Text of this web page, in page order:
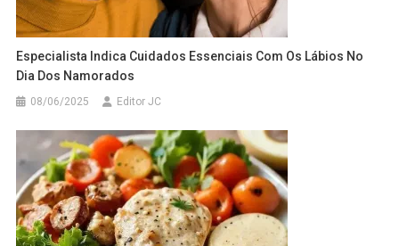
Especialista Indica Cuidados Essenciais Com Os Lábios No
Dia Dos Namorados
08/06/2025 Editor JC